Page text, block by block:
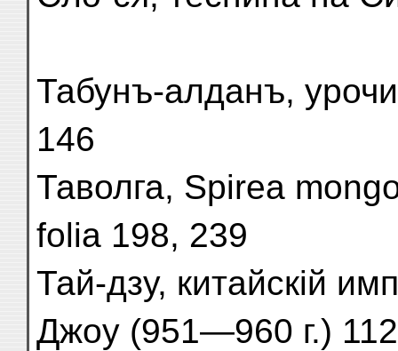
Табунъ-алданъ,
146
Таволга, Spirea
folia 198, 239
Тай-дзу, китайскій
Джоу (951—960 г.) 112